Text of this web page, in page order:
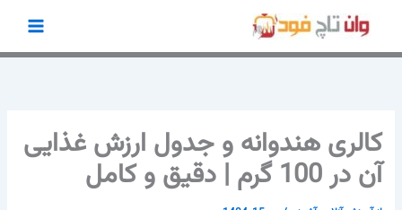
محتوا
کالری هندوانه و جدول ارزش غذایی
آن در 100 گرم | دقیق و کامل